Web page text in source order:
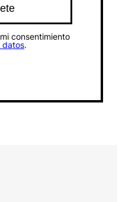
consentimiento
datos.